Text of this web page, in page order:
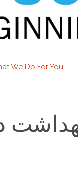
We Do For You